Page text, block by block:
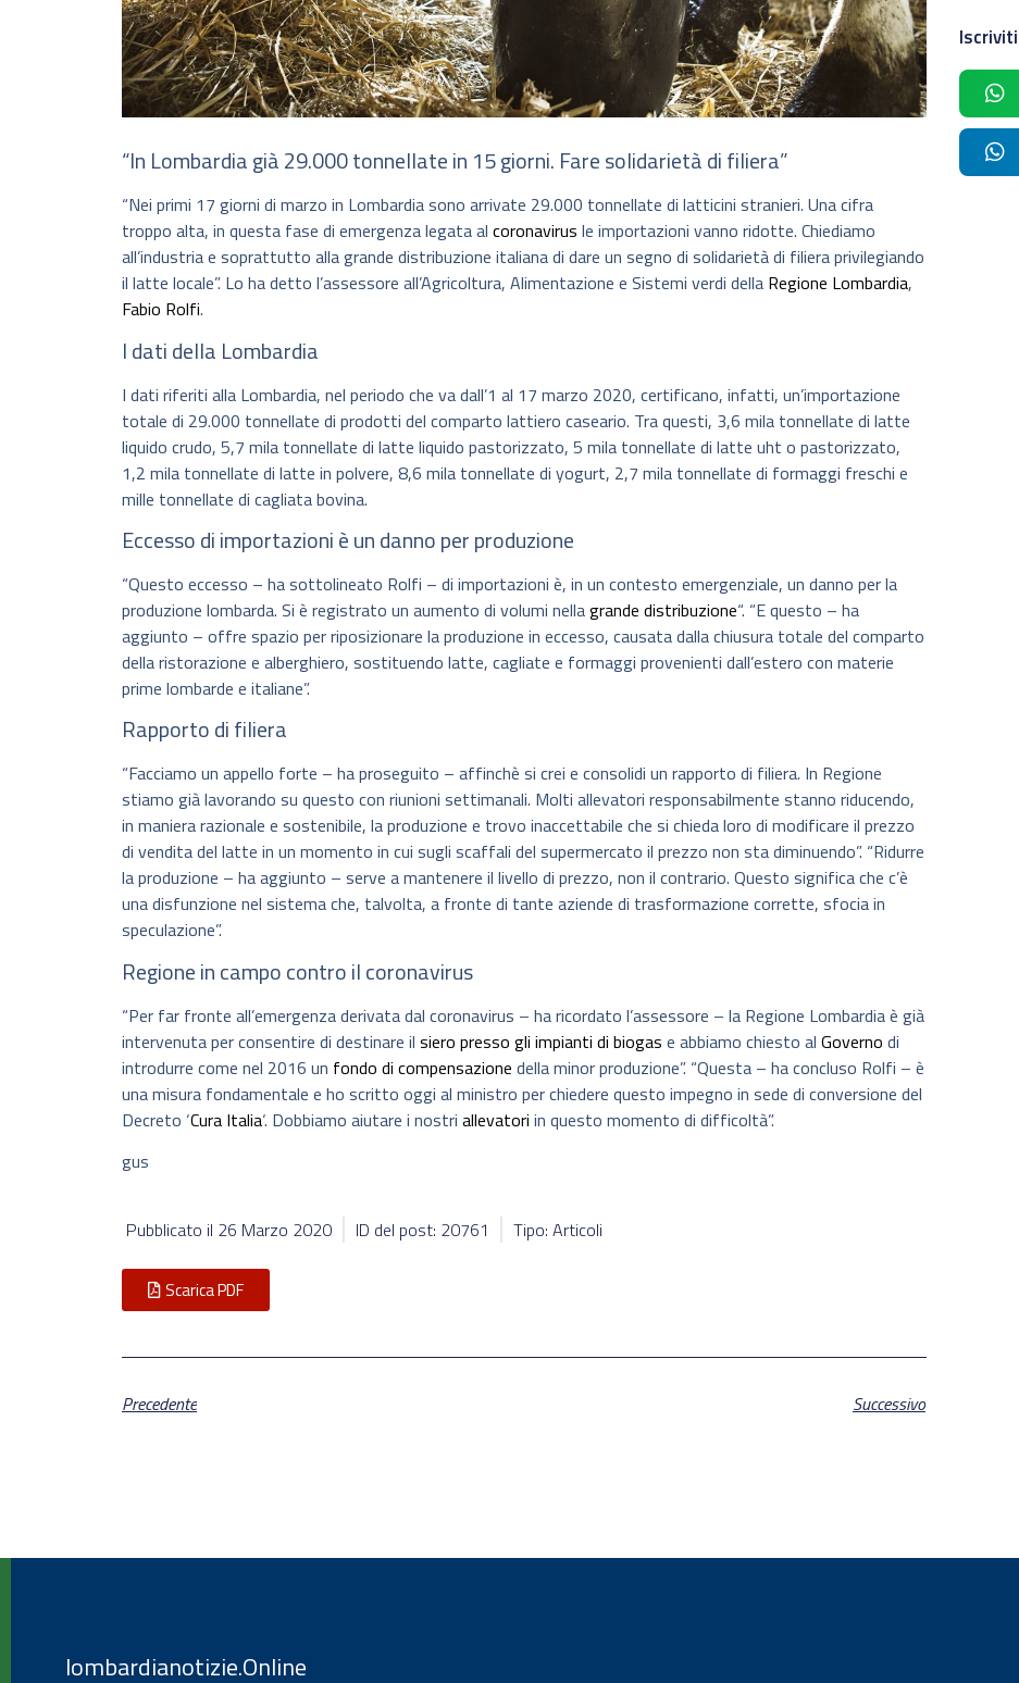
“In Lombardia già 29.000 tonnellate in 15 giorni. Fare solidarietà di filiera”
“Nei primi 17 giorni di marzo in Lombardia sono arrivate 29.000 tonnellate di latticini stranieri. Una cifra
troppo alta, in questa fase di emergenza legata al coronavirus le importazioni vanno ridotte. Chiediamo
all’industria e soprattutto alla grande distribuzione italiana di dare un segno di solidarietà di filiera privilegiando
il latte locale”. Lo ha detto l’assessore all’Agricoltura, Alimentazione e Sistemi verdi della Regione Lombardia,
Fabio Rolfi.
I dati della Lombardia
I dati riferiti alla Lombardia, nel periodo che va dall’1 al 17 marzo 2020, certificano, infatti, un’importazione
totale di 29.000 tonnellate di prodotti del comparto lattiero caseario. Tra questi, 3,6 mila tonnellate di latte
liquido crudo, 5,7 mila tonnellate di latte liquido pastorizzato, 5 mila tonnellate di latte uht o pastorizzato,
1,2 mila tonnellate di latte in polvere, 8,6 mila tonnellate di yogurt, 2,7 mila tonnellate di formaggi freschi e
mille tonnellate di cagliata bovina.
Eccesso di importazioni è un danno per produzione
“Questo eccesso – ha sottolineato Rolfi – di importazioni è, in un contesto emergenziale, un danno per la
produzione lombarda. Si è registrato un aumento di volumi nellagrande distribuzione“. “E questo – ha
aggiunto – offre spazio per riposizionare la produzione in eccesso, causata dalla chiusura totale del comparto
della ristorazione e alberghiero, sostituendo latte, cagliate e formaggi provenienti dall’estero con materie
prime lombarde e italiane”.
Rapporto di filiera
“Facciamo un appello forte – ha proseguito – affinchè si crei e consolidi un rapporto di filiera. In Regione
stiamo già lavorando su questo con riunioni settimanali. Molti allevatori responsabilmente stanno riducendo,
in maniera razionale e sostenibile, la produzione e trovo inaccettabile che si chieda loro di modificare il prezzo
di vendita del latte in un momento in cui sugli scaffali del supermercato il prezzo non sta diminuendo”. “Ridurre
la produzione – ha aggiunto – serve a mantenere il livello di prezzo, non il contrario. Questo significa che c’è
una disfunzione nel sistema che, talvolta, a fronte di tante aziende di trasformazione corrette, sfocia in
speculazione”.
Regione in campo contro il coronavirus
“Per far fronte all’emergenza derivata dal coronavirus – ha ricordato l’assessore – la Regione Lombardia è già
intervenuta per consentire di destinare il siero presso gli impianti di biogas e abbiamo chiesto al Governo di
introdurre come nel 2016 un fondo di compensazione della minor produzione”. “Questa – ha concluso Rolfi – è
una misura fondamentale e ho scritto oggi al ministro per chiedere questo impegno in sede di conversione del
Decreto ‘Cura Italia‘. Dobbiamo aiutare i nostri allevatori in questo momento di difficoltà”.
gus
Pubblicato il 26 Marzo 2020 ID del post: 20761 Tipo: Articoli
Scarica PDF
Precedente Successivo
lombardianotizie.Online